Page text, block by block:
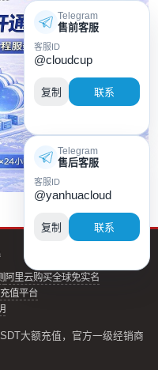
阿里云购买全球免实名
值平台
大额充值，官方一级经销商
Telegram
售前客服
客服ID
@cloudcup
复制 联系
Telegram
售后客服
客服ID
@yanhuacloud
复制 联系